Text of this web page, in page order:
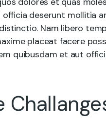
deserunt mollitia
Nam libero
placeat facere
quibusdam et aut